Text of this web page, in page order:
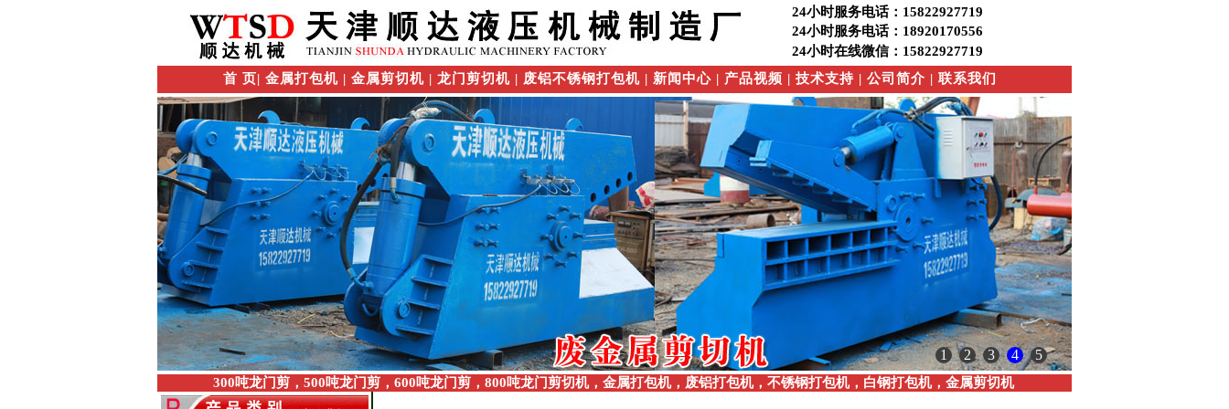
24小时服务电话：15822927719
24小时服务电话：18920170556
24小时在线微信：15822927719
首 页| 金属打包机 | 金属剪切机 | 龙门剪切机 | 废铝不锈钢打包机 | 新闻中心 | 产品视频 | 技术支持 | 公司简介 | 联系我们
1 2 3 4 5
300吨龙门剪，500吨龙门剪，600吨龙门剪，800吨龙门剪切机， 金属打包机， 废铝打包机，不锈钢打包机，白钢打包机， 金属剪切机